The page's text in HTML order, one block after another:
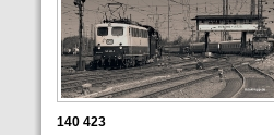
140 423